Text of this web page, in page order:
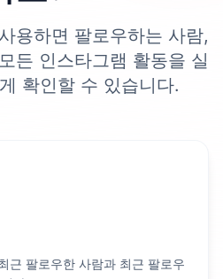
용하면 팔로우하는 사람,
든 인스타그램 활동을 실
확인할 수 있습니다.
근 팔로우한 사람과 최근 팔로우